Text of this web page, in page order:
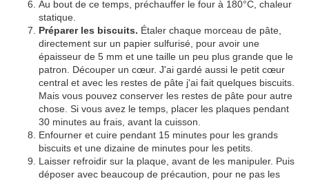
Au bout de ce temps, préchauffer le four à 180°C, chaleur
statique.
Préparer les biscuits. Étaler chaque morceau de pâte,
directement sur un papier sulfurisé, pour avoir une
épaisseur de 5 mm et une taille un peu plus grande que le
patron. Découper un cœur. J'ai gardé aussi le petit cœur
central et avec les restes de pâte j'ai fait quelques biscuits.
Mais vous pouvez conserver les restes de pâte pour autre
chose. Si vous avez le temps, placer les plaques pendant
30 minutes au frais, avant la cuisson.
Enfourner et cuire pendant 15 minutes pour les grands
biscuits et une dizaine de minutes pour les petits.
Laisser refroidir sur la plaque, avant de les manipuler. Puis
déposer avec beaucoup de précaution, pour ne pas les